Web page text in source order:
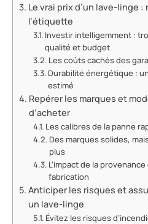
Le vrai prix d’un lave-linge
l’étiquette
Investir intelligemment :
qualité et budget
Les coûts cachés des
Durabilité énergétique :
estimé
Repérer les marques et
d’acheter
Les calibres de la panne
Des marques solides,
plus
L’impact de la
fabrication
Anticiper les risques et
un lave-linge
Évitez les risques